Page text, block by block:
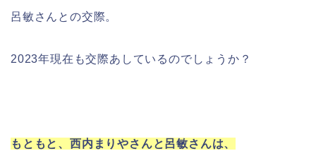
呂敏さんとの交際。
2023年現在も交際あしているのでしょうか？
もともと、西内まりやさんと呂敏さんは、